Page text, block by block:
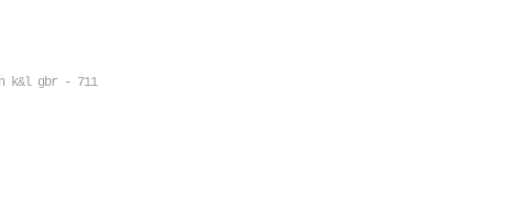
k&l gbr - 711